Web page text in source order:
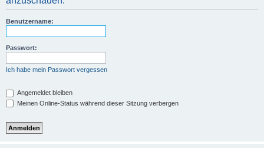
h
Benutzername:
Passwort:
Ich habe mein Passwort vergessen
Angemeldet bleiben
Meinen Online-Status während dieser Sitzung verbergen